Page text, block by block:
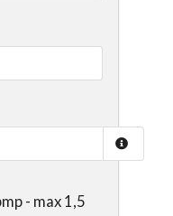
- max 1,5